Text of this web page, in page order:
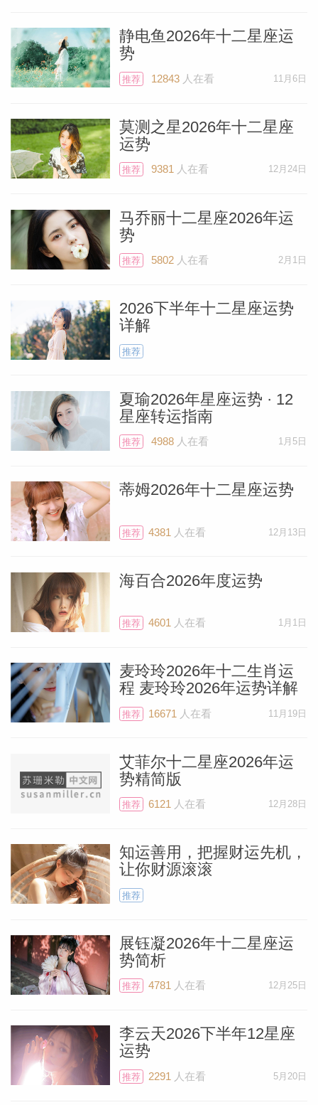
个人资
料简介
静电鱼2026年十二星座运
势
推荐 12843人在看 11月6日
莫测之星2026年十二星座
运势
推荐 9381人在看 12月24日
马乔丽十二星座2026年运
势
推荐 5802人在看 2月1日
2026下半年十二星座运势
详解
推荐
夏瑜2026年星座运势 · 12
星座转运指南
推荐 4988人在看 1月5日
蒂姆2026年十二星座运势
推荐 4381 人在看 12月13日
海百合2026年度运势
推荐 4601 人在看 1月1日
麦玲玲2026年十二生肖运
程 麦玲玲2026年运势详解
推荐 16671 人在看 11月19日
艾菲尔十二星座2026年运
势精简版
推荐 6121 人在看 12月28日
知运善用，把握财运先机，
让你财源滚滚
推荐
展钰凝2026年十二星座运
势简析
推荐 4781人在看 12月25日
李云天2026下半年12星座
运势
推荐 2291 人在看 5月20日